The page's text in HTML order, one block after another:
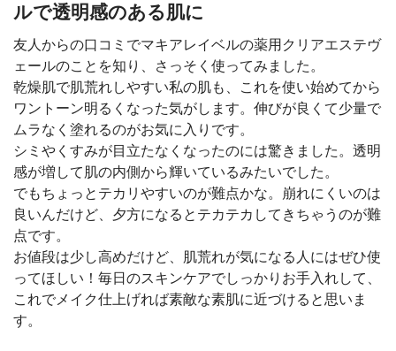
ルで透明感のある肌に
友人からの口コミでマキアレイベルの薬用クリアエステヴ
ェールのことを知り、さっそく使ってみました。
乾燥肌で肌荒れしやすい私の肌も、これを使い始めてから
ワントーン明るくなった気がします。伸びが良くて少量で
ムラなく塗れるのがお気に入りです。
シミやくすみが目立たなくなったのには驚きました。透明
感が増して肌の内側から輝いているみたいでした。
でもちょっとテカリやすいのが難点かな。崩れにくいのは
良いんだけど、夕方になるとテカテカしてきちゃうのが難
点です。
お値段は少し高めだけど、肌荒れが気になる人にはぜひ使
ってほしい！毎日のスキンケアでしっかりお手入れして、
これでメイク仕上げれば素敵な素肌に近づけると思いま
す。